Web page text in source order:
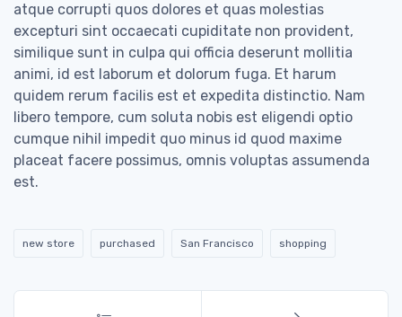
atque corrupti quos dolores et quas molestias
excepturi sint occaecati cupiditate non provident,
similique sunt in culpa qui officia deserunt mollitia
animi, id est laborum et dolorum fuga. Et harum
quidem rerum facilis est et expedita distinctio. Nam
libero tempore, cum soluta nobis est eligendi optio
cumque nihil impedit quo minus id quod maxime
placeat facere possimus, omnis voluptas assumenda
est.
new store purchased San Francisco shopping